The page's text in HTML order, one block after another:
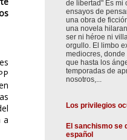
a
de libertad" Es mi
ensayos de
una obra de
una novela
ser ni héroe ni
orgullo. El limbo
mediocres,
que hasta los
temporadas de
nosotros,...
Los privilegios
El sanchismo se
español